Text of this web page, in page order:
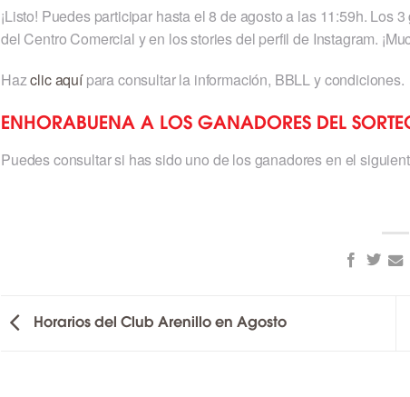
¡Listo! Puedes participar hasta el 8 de agosto a las 11:59h. Los
del Centro Comercial y en los stories del perfil de Instagram.
Hazclic aquípara consultar la información, BBLL y condiciones.
ENHORABUENA A LOS GANADORES DEL
Puedes consultar si has sido uno de los ganadores en el
Horarios del Club Arenillo en Agosto